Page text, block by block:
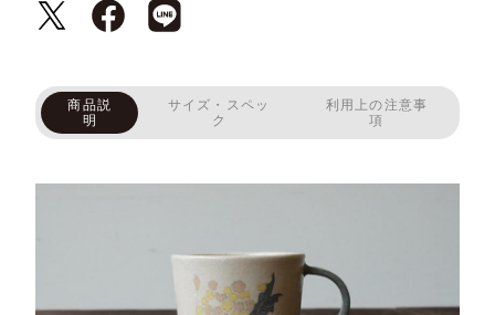
商品説
明
サイズ・スペッ
ク
利用上の注意事
項